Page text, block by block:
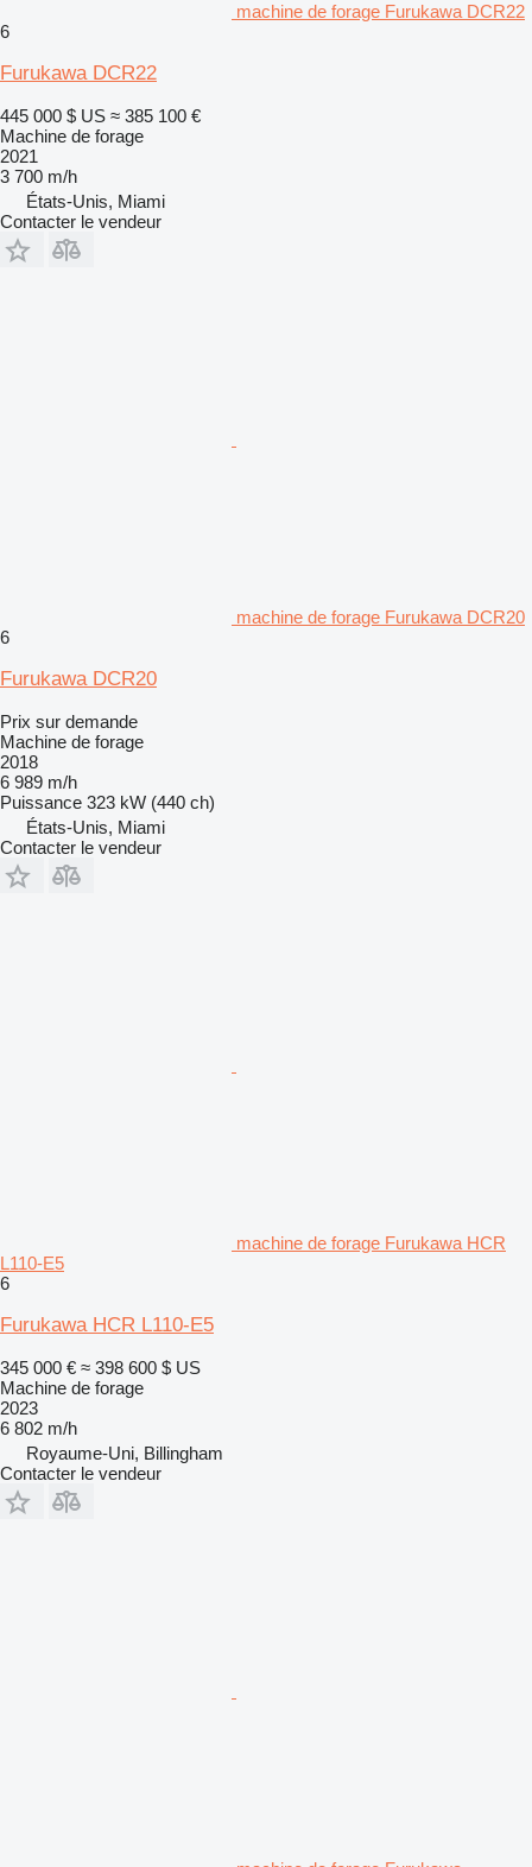
machine de forage Furukawa DCR22
6
Furukawa DCR22
445 000 $ US ≈ 385 100 €
Machine de forage
2021
3 700 m/h
États-Unis, Miami
Contacter le vendeur
machine de forage Furukawa DCR20
6
Furukawa DCR20
Prix sur demande
Machine de forage
2018
6 989 m/h
Puissance 323 kW (440 ch)
États-Unis, Miami
Contacter le vendeur
machine de forage Furukawa HCR
L110-E5
6
Furukawa HCR L110-E5
345 000 € ≈ 398 600 $ US
Machine de forage
2023
6 802 m/h
Royaume-Uni, Billingham
Contacter le vendeur